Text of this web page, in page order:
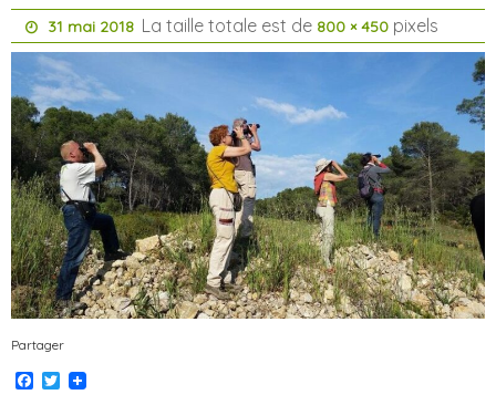
31 mai 2018 La taille totale est de 800 × 450 pixels
Partager
Facebook
Twitter